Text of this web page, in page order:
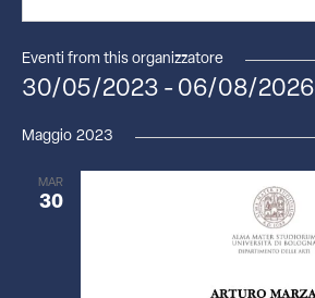
Eventi from this organizzatore
30/05/2023 - 06/08/2026
la
Maggio 2023
MAR
30